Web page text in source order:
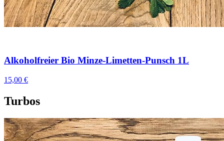
Alkoholfreier Bio Minze-Limetten-Punsch 1L
15,00 €
Turbos